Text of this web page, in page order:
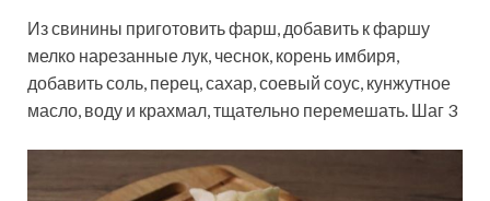
Из свинины приготовить фарш, добавить к фаршу
мелко нарезанные лук, чеснок, корень имбиря,
добавить соль, перец, сахар, соевый соус, кунжутное
масло, воду и крахмал, тщательно перемешать. Шаг 3